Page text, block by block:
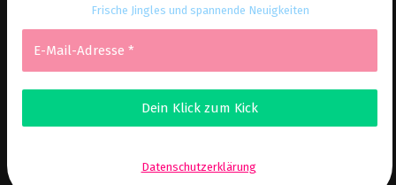
Frische Jingles und spannende Neuigkeiten
Datenschutzerklärung.